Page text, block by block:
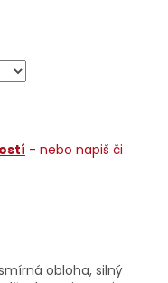
- nebo napiš či
obloha, silný